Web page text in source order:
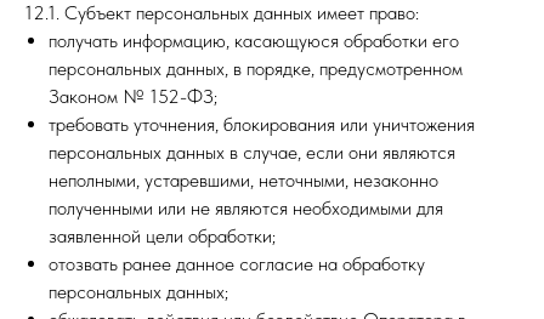
12.1. Субъект персональных данных имеет право:
получать информацию, касающуюся обработки его
персональных данных, в порядке, предусмотренном
Законом № 152-ФЗ;
требовать уточнения, блокирования или уничтожения
персональных данных в случае, если они являются
неполными, устаревшими, неточными, незаконно
полученными или не являются необходимыми для
заявленной цели обработки;
отозвать ранее данное согласие на обработку
персональных данных;